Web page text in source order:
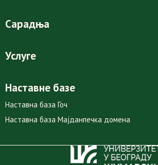
Сарадња
Услуге
Наставне базе
Наставна база Гоч
Наставна база Мајданпечка домена